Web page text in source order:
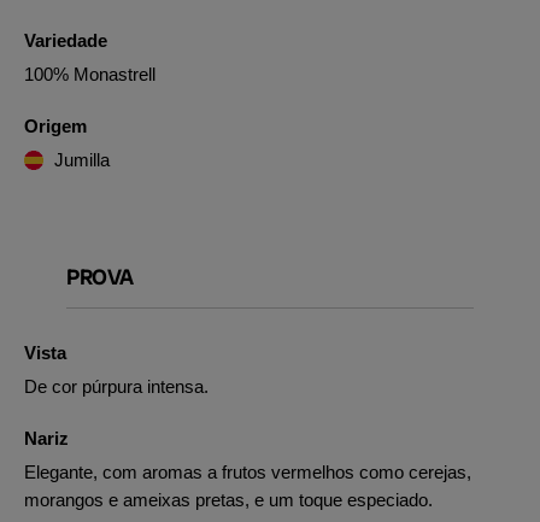
Variedade
100% Monastrell
Origem
Jumilla
PROVA
Vista
De cor púrpura intensa.
Nariz
Elegante, com aromas a frutos vermelhos como cerejas,
morangos e ameixas pretas, e um toque especiado.